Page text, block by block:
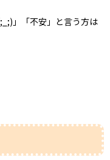
」「不安」と言う方は